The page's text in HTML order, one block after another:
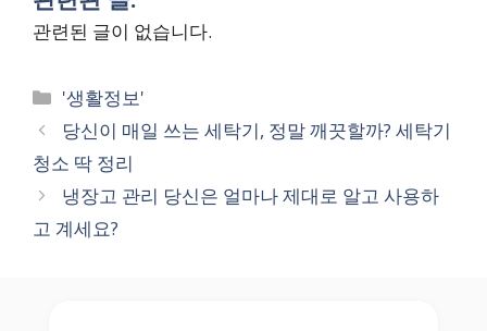
관련된 글이 없습니다.
Categories
'생활정보'
당신이 매일 쓰는 세탁기, 정말 깨끗할까? 세탁기
청소 딱 정리
냉장고 관리 당신은 얼마나 제대로 알고 사용하
고 계세요?